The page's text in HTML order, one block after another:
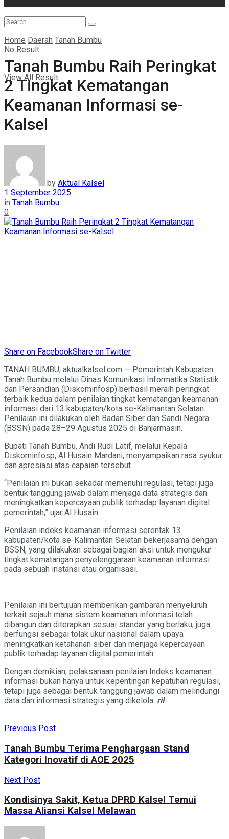
No Result
View All Result
Home Daerah Tanah Bumbu
Tanah Bumbu Raih Peringkat
2 Tingkat Kematangan
Keamanan Informasi se-
Kalsel
by Aktual Kalsel
1 September 2025
in Tanah Bumbu
0
Share on FacebookShare on Twitter
TANAH BUMBU, aktualkalsel.com — Pemerintah Kabupaten
Tanah Bumbu melalui Dinas Komunikasi Informatika Statistik
dan Persandian (Diskominfosp) berhasil meraih peringkat
terbaik kedua dalam penilaian tingkat kematangan keamanan
informasi dari 13 kabupaten/kota se-Kalimantan Selatan.
Penilaian ini dilakukan oleh Badan Siber dan Sandi Negara
(BSSN) pada 28–29 Agustus 2025 di Banjarmasin.
Bupati Tanah Bumbu, Andi Rudi Latif, melalui Kepala
Diskominfosp, Al Husain Mardani, menyampaikan rasa syukur
dan apresiasi atas capaian tersebut.
“Penilaian ini bukan sekadar memenuhi regulasi, tetapi juga
bentuk tanggung jawab dalam menjaga data strategis dan
meningkatkan kepercayaan publik terhadap layanan digital
pemerintah,” ujar Al Husain.
Penilaian indeks keamanan informasi serentak 13
kabupaten/kota se-Kalimantan Selatan bekerjasama dengan
BSSN, yang dilakukan sebagai bagian aksi untuk mengukur
tingkat kematangan penyelenggaraan keamanan informasi
pada sebuah instansi atau organisasi.
Penilaian ini bertujuan memberikan gambaran menyeluruh
terkait sejauh mana sistem keamanan informasi telah
dibangun dan diterapkan sesuai standar yang berlaku, juga
berfungsi sebagai tolak ukur nasional dalam upaya
meningkatkan ketahanan siber dan menjaga kepercayaan
publik terhadap layanan digital pemerintah.
Dengan demikian, pelaksanaan penilaian Indeks keamanan
informasi bukan hanya untuk kepentingan kepatuhan regulasi,
tetapi juga sebagai bentuk tanggung jawab dalam melindungi
data dan informasi strategis yang dikelola. ril
Previous Post
Tanah Bumbu Terima Penghargaan Stand
Kategori Inovatif di AOE 2025
Next Post
Kondisinya Sakit, Ketua DPRD Kalsel Temui
Massa Aliansi Kalsel Melawan